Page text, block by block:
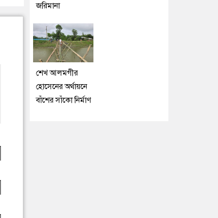
জরিমানা
শেখ আলমগীর
হোসেনের অর্থায়নে
বাঁশের সাঁকো নির্মাণ